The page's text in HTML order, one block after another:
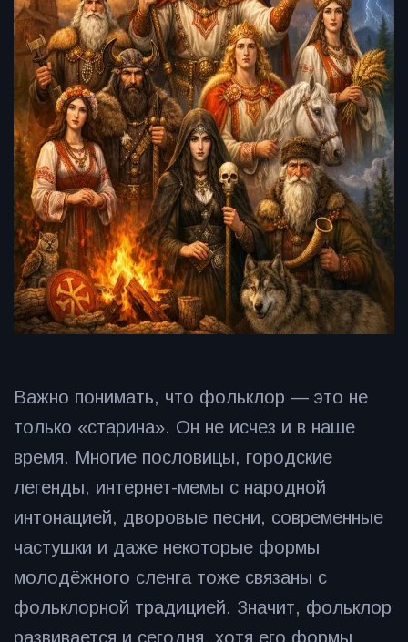
Важно понимать, что фольклор — это не
только «старина». Он не исчез и в наше
время. Многие пословицы, городские
легенды, интернет-мемы с народной
интонацией, дворовые песни, современные
частушки и даже некоторые формы
молодёжного сленга тоже связаны с
фольклорной традицией. Значит, фольклор
развивается и сегодня, хотя его формы